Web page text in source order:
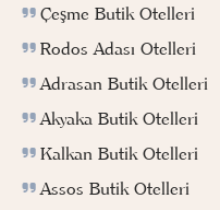
Çeşme Butik Otelleri
Rodos Adası Otelleri
Adrasan Butik Otelleri
Akyaka Butik Otelleri
Kalkan Butik Otelleri
Assos Butik Otelleri